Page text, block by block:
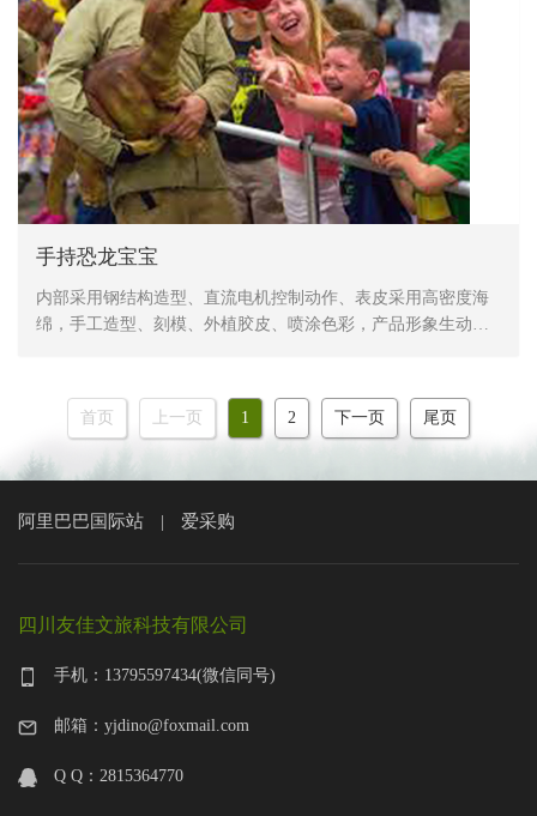
手持恐龙宝宝
内部采用钢结构造型、直流电机控制动作、表皮采用高密度海
绵，手工造型、刻模、外植胶皮、喷涂色彩，产品形象生动、
首页 上一页 1 2 下一页 尾页
阿里巴巴国际站 爱采购
四川友佳文旅科技有限公司
手机：13795597434(微信同号)
邮箱：yjdino@foxmail.com
Q Q：2815364770